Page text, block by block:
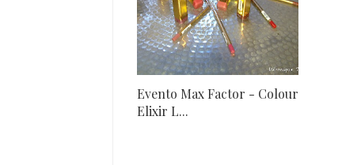
Evento Max Factor - Colour
Elixir L...